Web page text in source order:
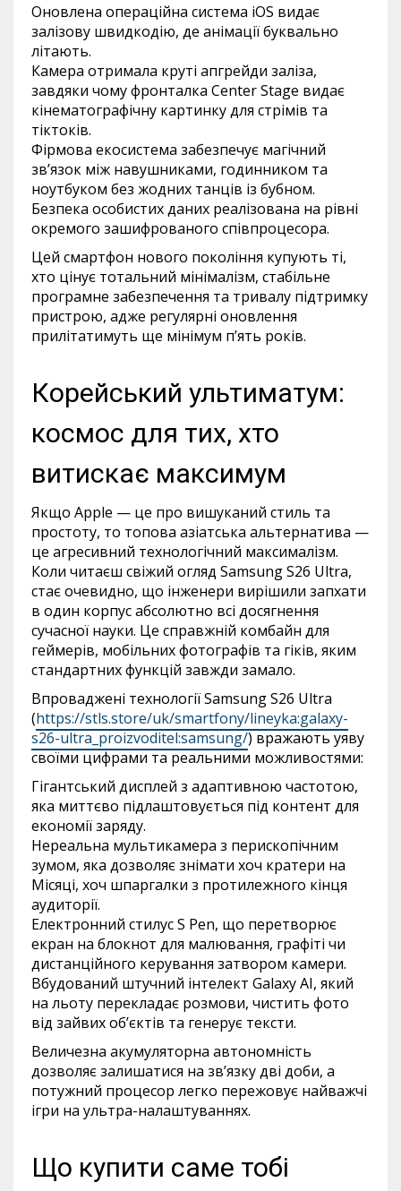
Оновлена операційна система iOS видає
залізову швидкодію, де анімації буквально
літають.
Камера отримала круті апгрейди заліза,
завдяки чому фронталка Center Stage видає
кінематографічну картинку для стрімів та
тіктоків.
Фірмова екосистема забезпечує магічний
зв’язок між навушниками, годинником та
ноутбуком без жодних танців із бубном.
Безпека особистих даних реалізована на рівні
окремого зашифрованого співпроцесора.
Цей смартфон нового покоління купують ті,
хто цінує тотальний мінімалізм, стабільне
програмне забезпечення та тривалу підтримку
пристрою, адже регулярні оновлення
прилітатимуть ще мінімум п’ять років.
Корейський ультиматум:
космос для тих, хто
витискає максимум
Якщо Apple — це про вишуканий стиль та
простоту, то топова азіатська альтернатива —
це агресивний технологічний максималізм.
Коли читаєш свіжий огляд Samsung S26 Ultra,
стає очевидно, що інженери вирішили запхати
в один корпус абсолютно всі досягнення
сучасної науки. Це справжній комбайн для
геймерів, мобільних фотографів та гіків, яким
стандартних функцій завжди замало.
Впроваджені технології Samsung S26 Ultra
(https://stls.store/uk/smartfony/lineyka:galaxy-
s26-ultra_proizvoditel:samsung/) вражають уяву
своїми цифрами та реальними можливостями:
Гігантський дисплей з адаптивною частотою,
яка миттєво підлаштовується під контент для
економії заряду.
Нереальна мультикамера з перископічним
зумом, яка дозволяє знімати хоч кратери на
Місяці, хоч шпаргалки з протилежного кінця
аудиторії.
Електронний стилус S Pen, що перетворює
екран на блокнот для малювання, графіті чи
дистанційного керування затвором камери.
Вбудований штучний інтелект Galaxy AI, який
на льоту перекладає розмови, чистить фото
від зайвих об’єктів та генерує тексти.
Величезна акумуляторна автономність
дозволяє залишатися на зв’язку дві доби, а
потужний процесор легко пережовує найважчі
ігри на ультра-налаштуваннях.
Що купити саме тобі